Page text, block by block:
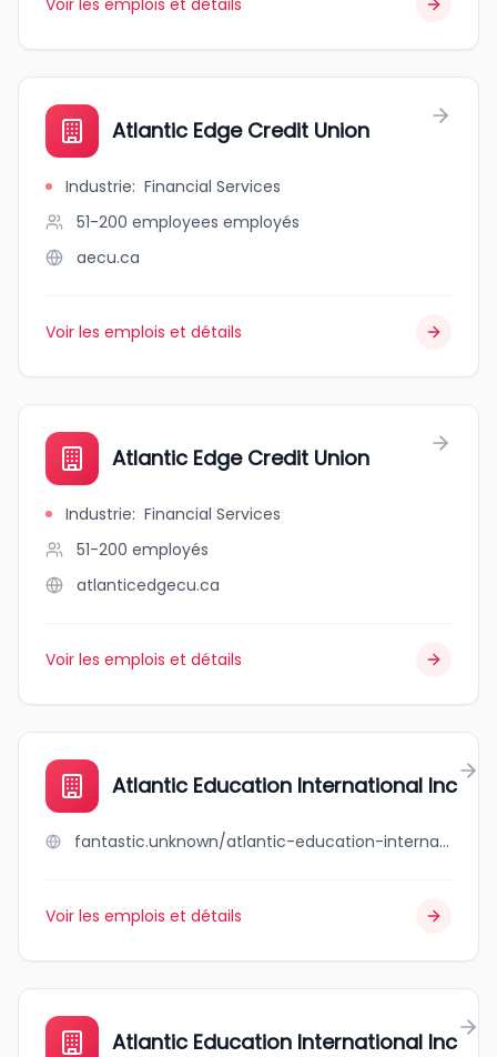
Voir les emplois et détails
Atlantic Edge Credit Union
Industrie: Financial Services
51-200 employees employés
aecu.ca
Voir les emplois et détails
Atlantic Edge Credit Union
Industrie: Financial Services
51-200 employés
atlanticedgecu.ca
Voir les emplois et détails
Atlantic Education International Inc
fantastic.unknown/atlantic-education-international-inc
Voir les emplois et détails
Atlantic Education International Inc